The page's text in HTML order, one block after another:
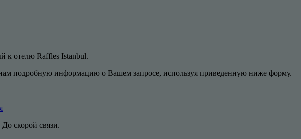
к отелю Raffles Istanbul.
подробную информацию о Вашем запросе, используя приведенную ниже форму.
скорой связи.